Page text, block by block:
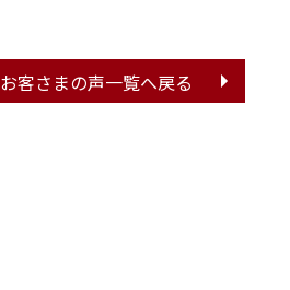
お客さまの声一覧へ戻る